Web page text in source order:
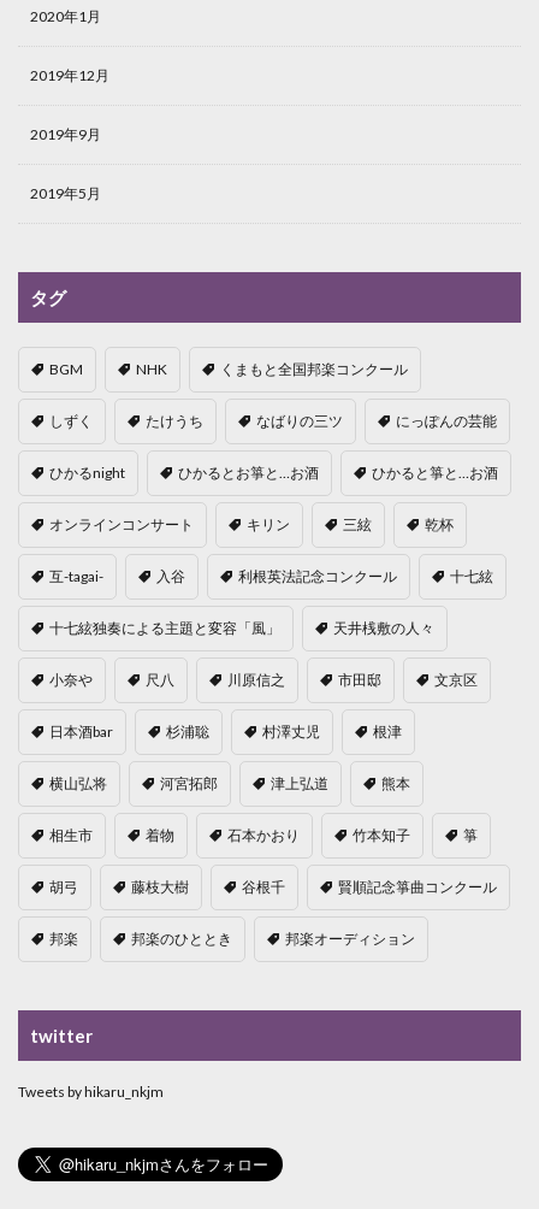
2020年1月
2019年12月
2019年9月
2019年5月
タグ
BGM NHK くまもと全国邦楽コンクール
しずく たけうち なばりの三ツ にっぽんの芸能
ひかるnight ひかるとお箏と…お酒 ひかると箏と…お酒
オンラインコンサート キリン 三絃 乾杯
互-tagai- 入谷 利根英法記念コンクール 十七絃
十七絃独奏による主題と変容「風」 天井桟敷の人々
小奈や 尺八 川原信之 市田邸 文京区
日本酒bar 杉浦聡 村澤丈児 根津
横山弘将 河宮拓郎 津上弘道 熊本
相生市 着物 石本かおり 竹本知子 箏
胡弓 藤枝大樹 谷根千 賢順記念箏曲コンクール
邦楽 邦楽のひととき 邦楽オーディション
twitter
Tweets by hikaru_nkjm